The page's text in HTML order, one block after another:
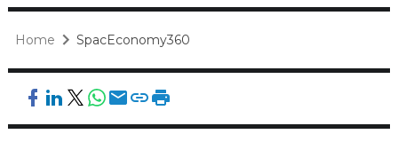
Home SpacEconomy360